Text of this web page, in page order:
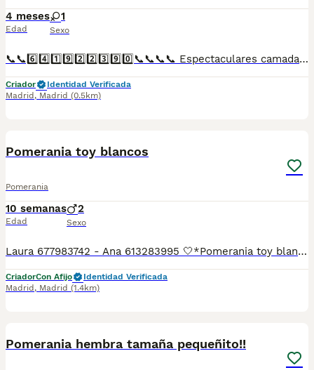
4 meses
Edad
1
Sexo
📞📞6️⃣4️⃣1️⃣9️⃣2️⃣2️⃣3️⃣9️⃣0️⃣📞📞📞📞 Espectaculares camadas de perritos de machos y hembras de Lulu de pomerania nacionales descendientes de las mejores líneas de sangre. Disponibles tanto hembras como machos. Las camadas están bajo supervisión veterinaria desde su nacimiento hasta que son entregadas a su nueva familia. Criados por un equipo de profesionales y mejores personas que, con más de 20 años de experiencia , cuidan a los animales por vocación, aplicando una cría ética y responsable para que cada cachorro se desarrolle con la mejor salud y con un buen temperamento. Todos los cachorritos se entregan con unos dos meses y medio de edad y sus vacunas correspondientes, desparasitados interna y externamente, con certificado de salud, y garantía tanto por enfermedad vírica como congénito genética. Posibilidad de entregar en toda España mediante transporte propio preparado para animales y con chofer privado. Los precios pueden variar según las características y morfología de cada cachorro. Añádenos al whats app o llámanos, y encantados atenderemos todas tus dudas y consultas. Teléfono / Whats app: 641 92 23 90
Criador
Identidad Verificada
Madrid , Madrid (0.5km)
Pomerania toy blancos
Pomerania
10 semanas
Edad
2
Sexo
Laura 677983742 - Ana 613283995 🤍*Pomerania toy blanquitos cara de oso*🤍 ¿Buscas un nuevo compañero para tu hogar? ❤️ Tenemos preciosos cachorros listos para encontrar una familia responsable. ✅ Vacunados ✅ Desparasitados ✅ Cartilla sanitaria ✅ Garantías incluidas ✅ Máxima atención y cuidado Se hacen envíos a toda España: Andalucía: Almería, Cádiz, Córdoba, Granada, Huelva, Jaén, Málaga, Sevilla. Aragón: Huesca, Teruel, Zaragoza. Asturias: Oviedo. Baleares: Palma. Canarias: Las Palmas de Gran Canaria, Santa Cruz de Tenerife. Cantabria: Santander. Castilla-La Mancha: Albacete, Ciudad Real, Cuenca, Guadalajara, Toledo. Castilla y León: Ávila, Burgos, León, Palencia, Salamanca, Segovia, Soria, Valladolid, Zamora. Cataluña: Barcelona, Gerona (Girona), Lérida (Lleida), Tarragona .Comunidad Valenciana: Alicante, Castellón de la Plana, Valencia. Extremadura: Badajoz, Cáceres .Galicia: La Coruña (A Coruña), Lugo, Orense (Ourense), Pontevedra. La Rioja: Logroño. Madrid: Madrid .Murcia: Murcia. Navarra: Pamplona. País Vasco: Bilbao (Vizcaya), San Sebastián (Guipúzcoa), Vitoria (Álava). 🐾 Cachorros sanos, sociables y criados con mucho cariño. 📲 ¡Pregunta sin compromiso por disponibilidad, fotos y precios por mensaje privado!
CriadorCon Afijo
Identidad Verificada
Madrid , Madrid (1.4km)
Pomerania hembra tamaña pequeñito!!